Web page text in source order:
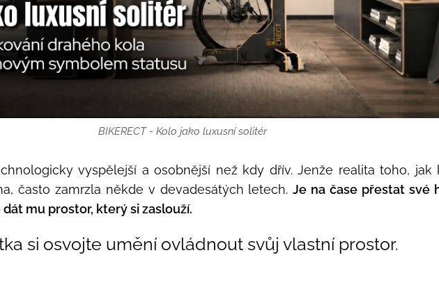
BIKERECT - Kolo jako luxusní solitér
vyspělejší a osobnější než kdy dřív. Jenže realita toho, jak
často zamrzla někde v devadesátých letech.Je na čase přestat své
mu prostor, který si zaslouží.
si osvojte umění ovládnout svůj vlastní prostor.